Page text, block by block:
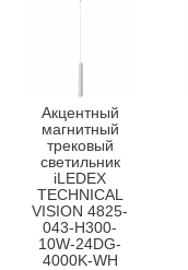
Акцентный
магнитный
трековый
светильник
iLEDEX
TECHNICAL
VISION 4825-
043-H300-
10W-24DG-
4000K-WH